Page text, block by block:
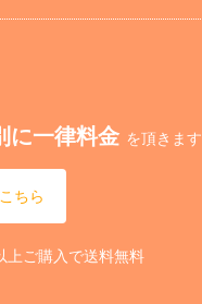
に一律料金 を頂きます
ちら
上ご購入で送料無料